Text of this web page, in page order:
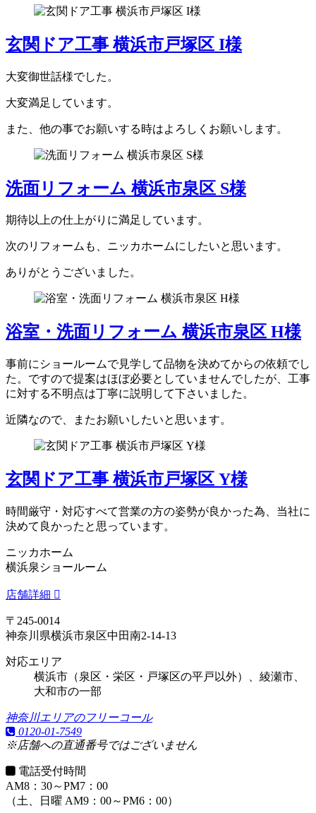
玄関ドア工事 横浜市戸塚区 I様
大変御世話様でした。
大変満足しています。
また、他の事でお願いする時はよろしくお願いします。
洗面リフォーム 横浜市泉区 S様
期待以上の仕上がりに満足しています。
次のリフォームも、ニッカホームにしたいと思います。
ありがとうございました。
浴室・洗面リフォーム 横浜市泉区 H様
事前にショールームで見学して品物を決めてからの依頼でし
た。ですので提案はほぼ必要としていませんでしたが、工事
に対する不明点は丁寧に説明して下さいました。
近隣なので、またお願いしたいと思います。
玄関ドア工事 横浜市戸塚区 Y様
時間厳守・対応すべて営業の方の姿勢が良かった為、当社に
決めて良かったと思っています。
ニッカホーム
横浜泉ショールーム
店舗詳細
〒245-0014
神奈川県横浜市泉区中田南2-14-13
対応エリア
横浜市（泉区・栄区・戸塚区の平戸以外）、綾瀬市、
大和市の一部
神奈川エリアのフリーコール
0120-01-7549
※店舗への直通番号ではございません
電話受付時間
AM8：30～PM7：00
（土、日曜 AM9：00～PM6：00）